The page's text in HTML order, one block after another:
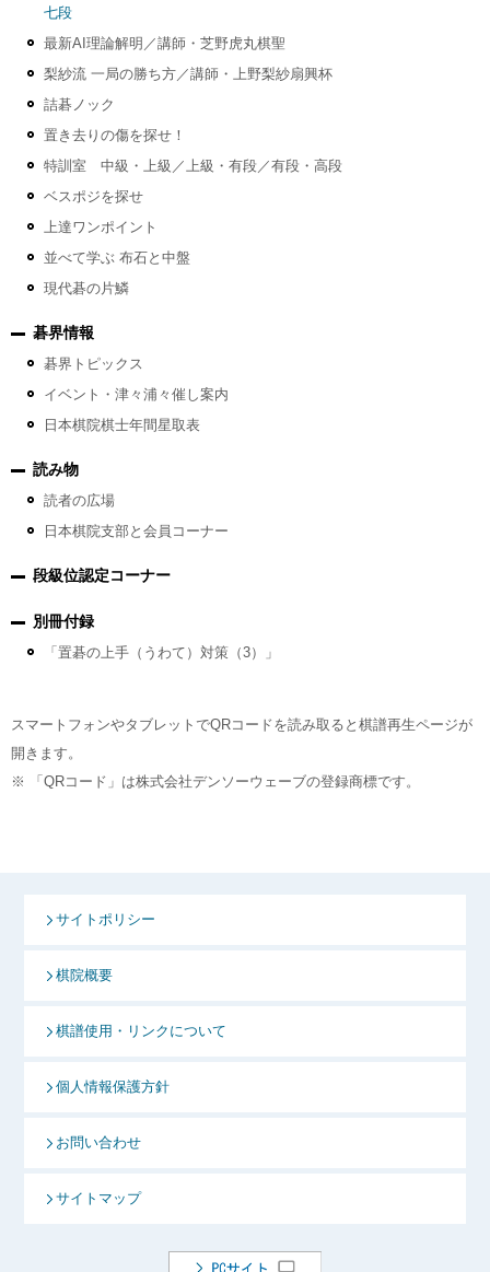
七段
最新AI理論解明／講師・芝野虎丸棋聖
梨紗流 一局の勝ち方／講師・上野梨紗扇興杯
詰碁ノック
置き去りの傷を探せ！
特訓室 中級・上級／上級・有段／有段・高段
ベスポジを探せ
上達ワンポイント
並べて学ぶ 布石と中盤
現代碁の片鱗
碁界情報
碁界トピックス
イベント・津々浦々催し案内
日本棋院棋士年間星取表
読み物
読者の広場
日本棋院支部と会員コーナー
段級位認定コーナー
別冊付録
「置碁の上手（うわて）対策（3）」
スマートフォンやタブレットでQRコードを読み取ると棋譜再生ページが
開きます。
※ 「QRコード」は株式会社デンソーウェーブの登録商標です。
サイトポリシー
棋院概要
棋譜使用・リンクについて
個人情報保護方針
お問い合わせ
サイトマップ